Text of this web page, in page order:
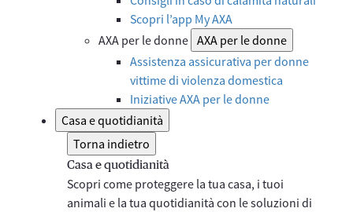
Scopri l’app My AXA
AXA per le donne AXA per le donne
Assistenza assicurativa per donne
vittime di violenza domestica
Iniziative AXA per le donne
Casa e quotidianità
Torna indietro
Casa e quotidianità
Scopri come proteggere la tua casa, i tuoi
animali e la tua quotidianità con le soluzioni di